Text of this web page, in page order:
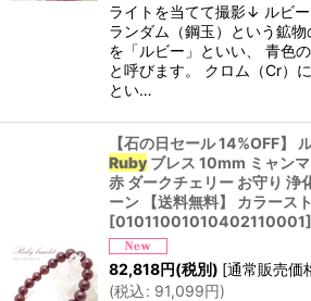
ライトを当てて撮影↓ ルビ
ランダム（鋼玉）という鉱
を「ルビー」といい、 青色
と呼びます。 クロム（Cr）
とい…
【石の日セール 14%OFF】
Rubyブレス 10mm ミャンマ
赤 ダークチェリー お守り 浄
ーン 【送料無料】 カラース
[01011001010402110001]
82,818円(税別) [通常販売価
(税込: 91,099円)